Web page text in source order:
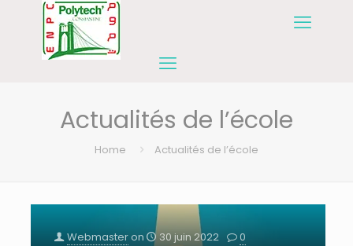
Actualités de l’école
Home Actualités de l’école
Webmasteron 30 juin 2022 0